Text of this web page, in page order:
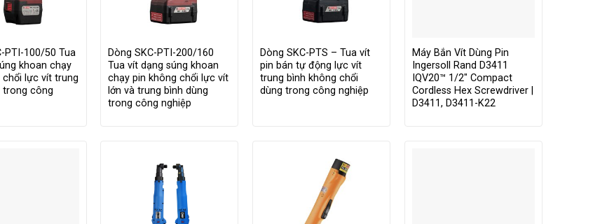
PTI-100/50 Tua
khoan chạy
chổi lực vít trung
trong công
Dòng SKC-PTI-200/160
Tua vít dạng súng khoan
chạy pin không chổi lực vít
lớn và trung bình dùng
trong công nghiệp
Dòng SKC-PTS – Tua vít
pin bán tự động lực vít
trung bình không chổi
dùng trong công nghiệp
Máy Bắn Vít Dùng Pin
Ingersoll Rand D3411
IQV20™ 1/2″ Compact
Cordless Hex Screwdriver |
D3411, D3411-K22